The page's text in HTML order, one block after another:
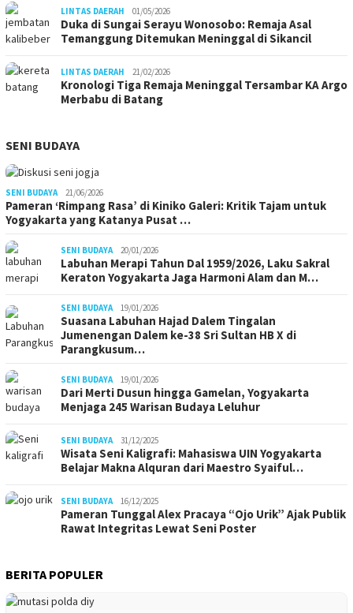
LINTAS DAERAH 01/05/2026
Duka di Sungai Serayu Wonosobo: Remaja Asal
Temanggung Ditemukan Meninggal di Sikancil
LINTAS DAERAH 21/02/2026
Kronologi Tiga Remaja Meninggal Tersambar KA Argo
Merbabu di Batang
SENI BUDAYA
SENI BUDAYA 21/06/2026
Pameran ‘Rimpang Rasa’ di Kiniko Galeri: Kritik Tajam untuk
Yogyakarta yang Katanya Pusat …
SENI BUDAYA 20/01/2026
Labuhan Merapi Tahun Dal 1959/2026, Laku Sakral
Keraton Yogyakarta Jaga Harmoni Alam dan M…
SENI BUDAYA 19/01/2026
Suasana Labuhan Hajad Dalem Tingalan
Jumenengan Dalem ke-38 Sri Sultan HB X di
Parangkusum…
SENI BUDAYA 19/01/2026
Dari Merti Dusun hingga Gamelan, Yogyakarta
Menjaga 245 Warisan Budaya Leluhur
SENI BUDAYA 31/12/2025
Wisata Seni Kaligrafi: Mahasiswa UIN Yogyakarta
Belajar Makna Alquran dari Maestro Syaiful…
SENI BUDAYA 16/12/2025
Pameran Tunggal Alex Pracaya “Ojo Urik” Ajak Publik
Rawat Integritas Lewat Seni Poster
BERITA POPULER